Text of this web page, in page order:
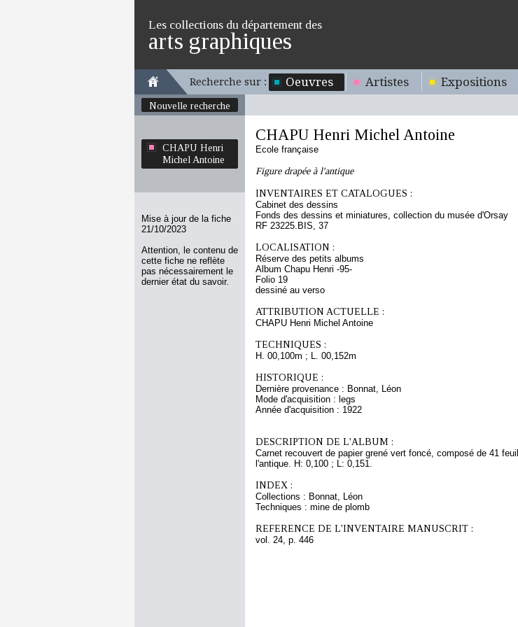
Les collections du département des
arts graphiques
Recherche sur : Oeuvres Artistes Expositions
Nouvelle recherche
CHAPU Henri
Michel Antoine
Mise à jour de la fiche
21/10/2023
Attention, le contenu de
cette fiche ne reflète
pas nécessairement le
dernier état du savoir.
CHAPU Henri Michel Antoine
Ecole française
Figure drapée à l'antique
INVENTAIRES ET CATALOGUES :
Cabinet des dessins
Fonds des dessins et miniatures, collection du musée d'Orsay
RF 23225.BIS, 37
LOCALISATION :
Réserve des petits albums
Album Chapu Henri -95-
Folio 19
dessiné au verso
ATTRIBUTION ACTUELLE :
CHAPU Henri Michel Antoine
TECHNIQUES :
H. 00,100m ; L. 00,152m
HISTORIQUE :
Dernière provenance : Bonnat, Léon
Mode d'acquisition : legs
Année d'acquisition : 1922
DESCRIPTION DE L'ALBUM :
Carnet recouvert de papier grené vert foncé, composé de 41
l'antique. H: 0,100 ; L: 0,151.
INDEX :
Collections : Bonnat, Léon
Techniques : mine de plomb
REFERENCE DE L'INVENTAIRE MANUSCRIT :
vol. 24, p. 446